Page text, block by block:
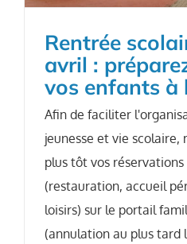
Rentrée
avril :
vos enfants à
Afin de faciliter
jeunesse et vie
plus tôt vos
(restauration, accueil
loisirs) sur le portail
(annulation au plus tard